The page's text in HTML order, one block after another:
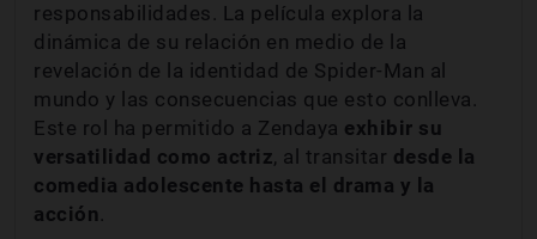
responsabilidades. La película explora la
dinámica de su relación en medio de la
revelación de la identidad de Spider-Man al
mundo y las consecuencias que esto conlleva.
Este rol ha permitido a Zendaya exhibir su
versatilidad como actriz, al transitar desde la
comedia adolescente hasta el drama y la
acción .